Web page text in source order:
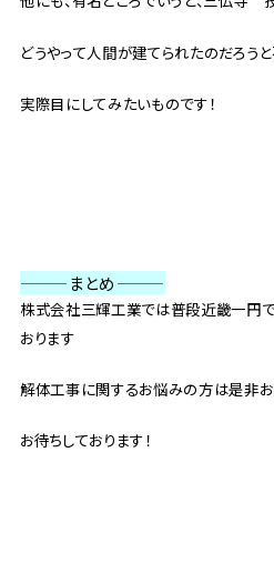
どうやって人間が建てられたのだろう
実際目にしてみたいものです！
———まとめ———
株式会社三輝工業では普段近畿一円
おります
解体工事に関するお悩みの方は是非
お待ちしております！